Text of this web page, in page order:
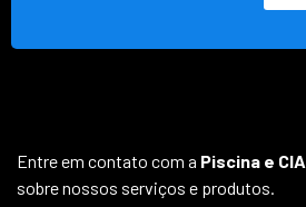
Entre em contato com a Piscina e CIA
sobre nossos serviços e produtos.